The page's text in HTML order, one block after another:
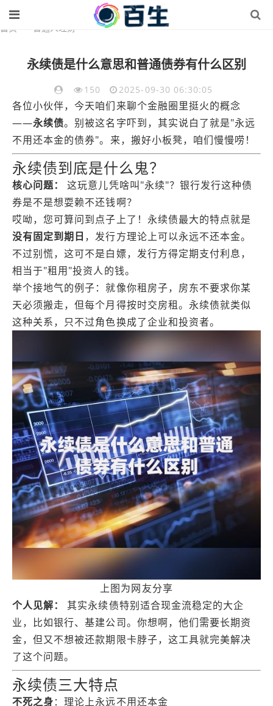
首页 普通人理财
永续债是什么意思和普通债券有什么区别
150 2025-09-30 06:30:05
各位小伙伴，今天咱们来聊个金融圈里挺火的概念
——永续债。别被这名字吓到，其实说白了就是"永远
不用还本金的债券"。来，搬好小板凳，咱们慢慢唠！
永续债到底是什么鬼？
核心问题：
这玩意儿凭啥叫"永续"？银行发行这种债
券是不是想耍赖不还钱啊？
哎呦，您可算问到点子上了！永续债最大的特点就是
没有固定到期日 ，发行方理论上可以永远不还本金。
不过别慌，这可不是白嫖，发行方得定期支付利息，
相当于"租用"投资人的钱。
举个接地气的例子：就像你租房子，房东不要求你某
天必须搬走，但每个月得按时交房租。永续债就类似
这种关系，只不过角色换成了企业和投资者。
上图为网友分享
个人见解：
其实永续债特别适合现金流稳定的大企
业，比如银行、基建公司。你想啊，他们需要长期资
金，但又不想被还款期限卡脖子，这工具就完美解决
了这个问题。
永续债三大特点
不死之身：理论上永远不用还本金